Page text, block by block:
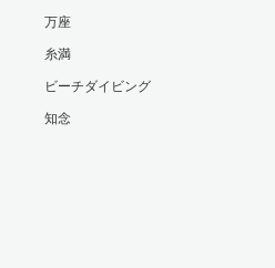
万座
糸満
ビーチダイビング
知念